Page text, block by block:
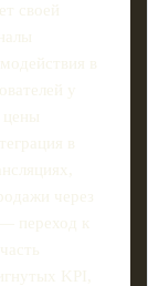
своей
в
у
в
через
переход к
KPI,